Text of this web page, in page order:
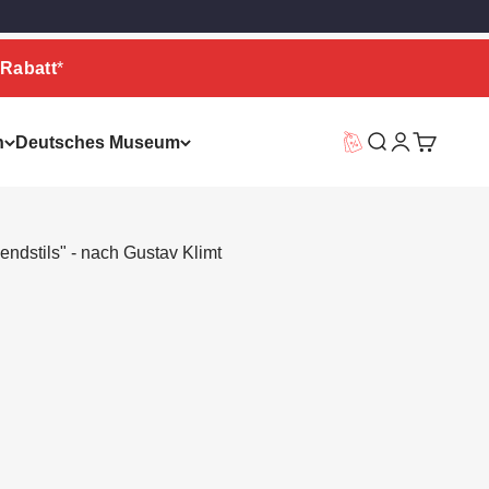
*
Deutsches Museum Vorteilswelt
Suche
- nach Gustav Klimt